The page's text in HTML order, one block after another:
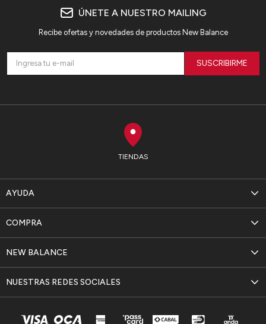
TIENDAS
AYUDA
NEW BALANCE
COMPRA
NUESTRAS REDES SOCIALES
ÚNETE A NUESTRO MAILING
Recibe ofertas y novedades de productos New Balance
SUSCRIBIRME